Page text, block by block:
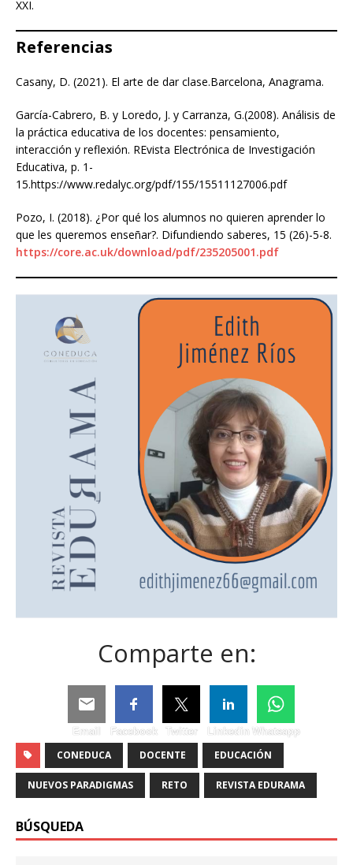
XXI.
Referencias
Casany, D. (2021). El arte de dar clase.Barcelona, Anagrama.
García-Cabrero, B. y Loredo, J. y Carranza, G.(2008). Análisis de
la práctica educativa de los docentes: pensamiento,
interacción y reflexión. REvista Electrónica de Investigación
Educativa, p. 1-
15.https://www.redalyc.org/pdf/155/15511127006.pdf
Pozo, I. (2018). ¿Por qué los alumnos no quieren aprender lo
que les queremos enseñar?. Difundiendo saberes, 15 (26)-5-8.
https://core.ac.uk/download/pdf/235205001.pdf
Comparte en:
Email Facebook Twitter Linkedin Whatsapp
CONEDUCA DOCENTE EDUCACIÓN
NUEVOS PARADIGMAS RETO REVISTA EDURAMA
BÚSQUEDA